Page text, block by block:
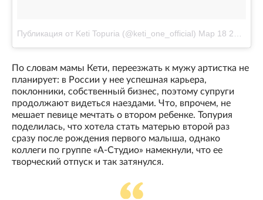
Публикация от Keti Topuria (@keti_one_official) Мар 18 2017 в 2:32 PDT
По словам мамы Кети, переезжать к мужу артистка не
планирует: в России у нее успешная карьера,
поклонники, собственный бизнес, поэтому супруги
продолжают видеться наездами. Что, впрочем, не
мешает певице мечтать о втором ребенке. Топурия
поделилась, что хотела стать матерью второй раз
сразу после рождения первого малыша, однако
коллеги по группе «А-Студио» намекнули, что ее
творческий отпуск и так затянулся.